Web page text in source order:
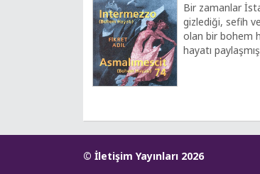
Bir zamanlar
gizlediği, sefih
olan bir bohem
hayatı
© İletişim Yayınları 2026